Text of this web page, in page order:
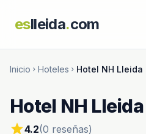
eslleida.com
Inicio chevron_right Hoteles chevron_right Hotel NH Lleida
Hotel NH
star4.2(0 reseñas)